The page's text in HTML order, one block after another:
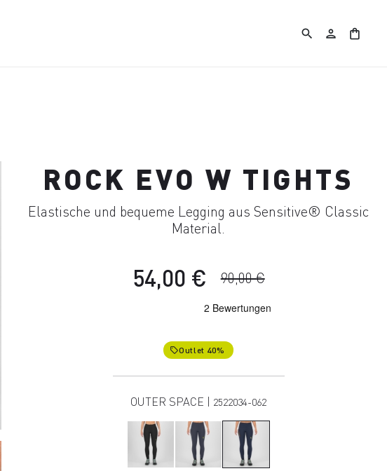
search person shopping_bag
ROCK EVO W TIGHTS
Elastische und bequeme Legging aus Sensitive® Classic
Material.
54,00 € 90,00 €
local_offerOutlet 40%
OUTER SPACE | 2522034-062